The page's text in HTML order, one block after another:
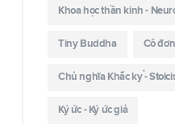
Khoa học thần kinh -
Tiny Buddha Cô đơn
Chủ nghĩa Khắc kỷ -
Ký ức - Ký ức giả